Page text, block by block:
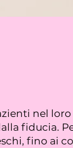
nel
fiducia.
fino ai